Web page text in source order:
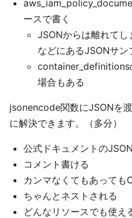
ースで書く
JSONからは離れてし
などにあるJSONサ
container_definitions
場合もある
jsonencode関数にJSONを
に解決できます。（多分）
公式ドキュメントの
コメント書ける
カンマなくてもあっても
ちゃんとネストされる
どんなリソースでも使え